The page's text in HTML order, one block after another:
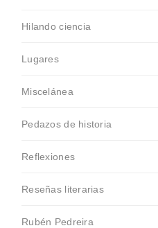
Hilando ciencia
Lugares
Miscelánea
Pedazos de historia
Reflexiones
Reseñas literarias
Rubén Pedreira